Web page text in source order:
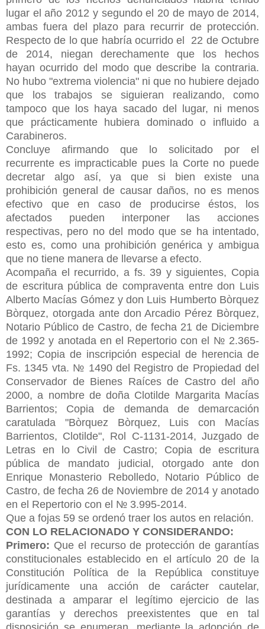
lugar el año 2012 y segundo el 20 de mayo de 2014,
ambas fuera del plazo para recurrir de protección.
Respecto de lo que habría ocurrido el 22 de Octubre
de 2014, niegan derechamente que los hechos
hayan ocurrido del modo que describe la contraria.
No hubo "extrema violencia" ni que no hubiere dejado
que los trabajos se siguieran realizando, como
tampoco que los haya sacado del lugar, ni menos
que prácticamente hubiera dominado o influido a
Carabineros.
Concluye afirmando que lo solicitado por el
recurrente es impracticable pues la Corte no puede
decretar algo así, ya que si bien existe una
prohibición general de causar daños, no es menos
efectivo que en caso de producirse éstos, los
afectados pueden interponer las acciones
respectivas, pero no del modo que se ha intentado,
esto es, como una prohibición genérica y ambigua
que no tiene manera de llevarse a efecto.
Acompaña el recurrido, a fs. 39 y siguientes, Copia
de escritura pública de compraventa entre don Luis
Alberto Macías Gómez y don Luis Humberto Bòrquez
Bòrquez, otorgada ante don Arcadio Pérez Bòrquez,
Notario Público de Castro, de fecha 21 de Diciembre
de 1992 y anotada en el Repertorio con el № 2.365-
1992; Copia de inscripción especial de herencia de
Fs. 1345 vta. № 1490 del Registro de Propiedad del
Conservador de Bienes Raíces de Castro del año
2000, a nombre de doña Clotilde Margarita Macías
Barrientos; Copia de demanda de demarcación
caratulada "Bòrquez Bòrquez, Luis con Macías
Barrientos, Clotilde", Rol C-1131-2014, Juzgado de
Letras en lo Civil de Castro; Copia de escritura
pública de mandato judicial, otorgado ante don
Enrique Monasterio Rebolledo, Notario Público de
Castro, de fecha 26 de Noviembre de 2014 y anotado
en el Repertorio con el № 3.995-2014.
Que a fojas 59 se ordenó traer los autos en relación.
CON LO RELACIONADO Y CONSIDERANDO:
Primero: Que el recurso de protección de garantías
constitucionales establecido en el artículo 20 de la
Constitución Política de la República constituye
jurídicamente una acción de carácter cautelar,
destinada a amparar el legítimoejercicio de las
garantías y derechos preexistentes que en tal